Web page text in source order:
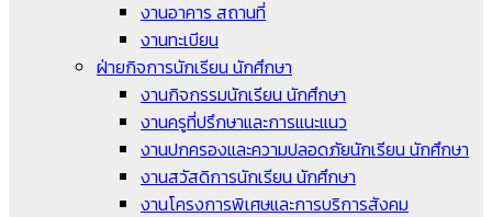
งานอาคาร สถานที่
งานทะเบียน
ฝ่ายกิจการนักเรียน นักศึกษา
งานกิจกรรมนักเรียน นักศึกษา
งานครูที่ปรึกษาและการแนะแนว
งานปกครองและความปลอดภัยนักเรียน นักศึกษา
งานสวัสดิการนักเรียน นักศึกษา
งานโครงการพิเศษและการบริการสังคม